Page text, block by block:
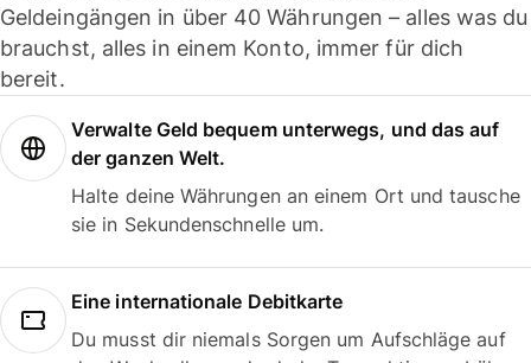
Geldeingängen in über 40 Währungen – alles was du
brauchst, alles in einem Konto, immer für dich
bereit.
Verwalte Geld bequem unterwegs, und das auf
der ganzen Welt.
Halte deine Währungen an einem Ort und tausche
sie in Sekundenschnelle um.
Eine internationale Debitkarte
Du musst dir niemals Sorgen um Aufschläge auf